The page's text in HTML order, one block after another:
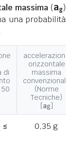
massima (ag)
una probabilità
di
accelerazione
orizzontale
massima
convenzionale
(Norme
Tecniche)
[ag]
≤
0,35 g